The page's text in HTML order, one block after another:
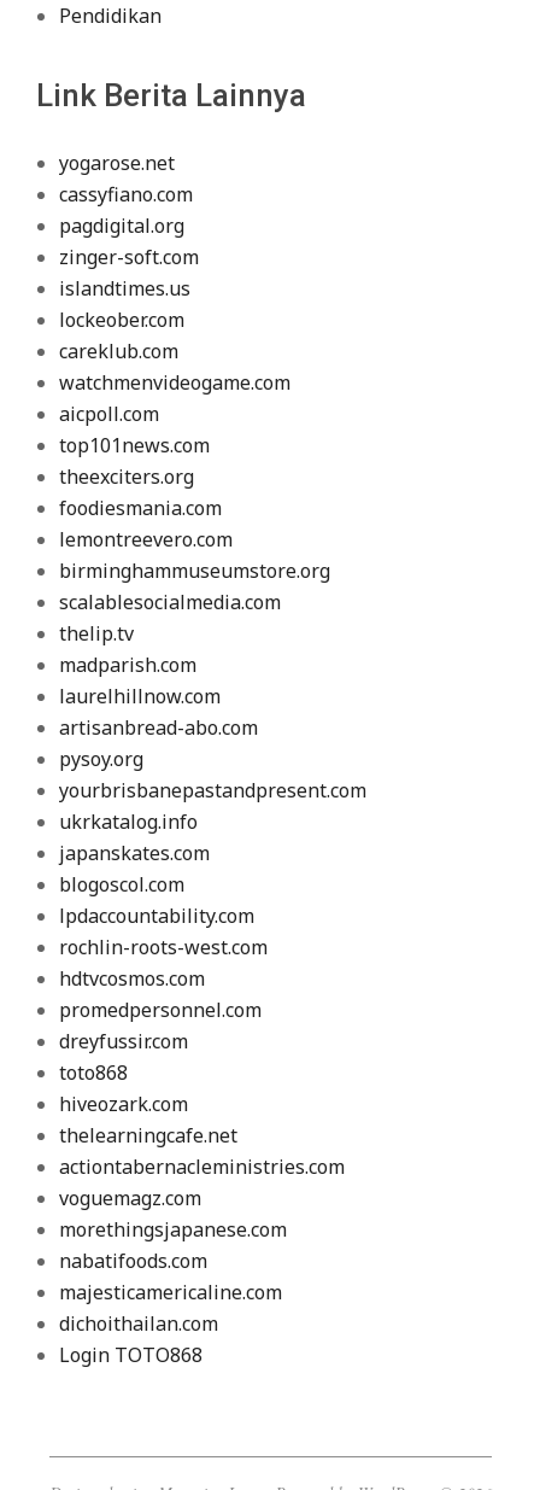
Pendidikan
Link Berita Lainnya
yogarose.net
cassyfiano.com
pagdigital.org
zinger-soft.com
islandtimes.us
lockeober.com
careklub.com
watchmenvideogame.com
aicpoll.com
top101news.com
theexciters.org
foodiesmania.com
lemontreevero.com
birminghammuseumstore.org
scalablesocialmedia.com
thelip.tv
madparish.com
laurelhillnow.com
artisanbread-abo.com
pysoy.org
yourbrisbanepastandpresent.com
ukrkatalog.info
japanskates.com
blogoscol.com
lpdaccountability.com
rochlin-roots-west.com
hdtvcosmos.com
promedpersonnel.com
dreyfussir.com
toto868
hiveozark.com
thelearningcafe.net
actiontabernacleministries.com
voguemagz.com
morethingsjapanese.com
nabatifoods.com
majesticamericaline.com
dichoithailan.com
Login TOTO868